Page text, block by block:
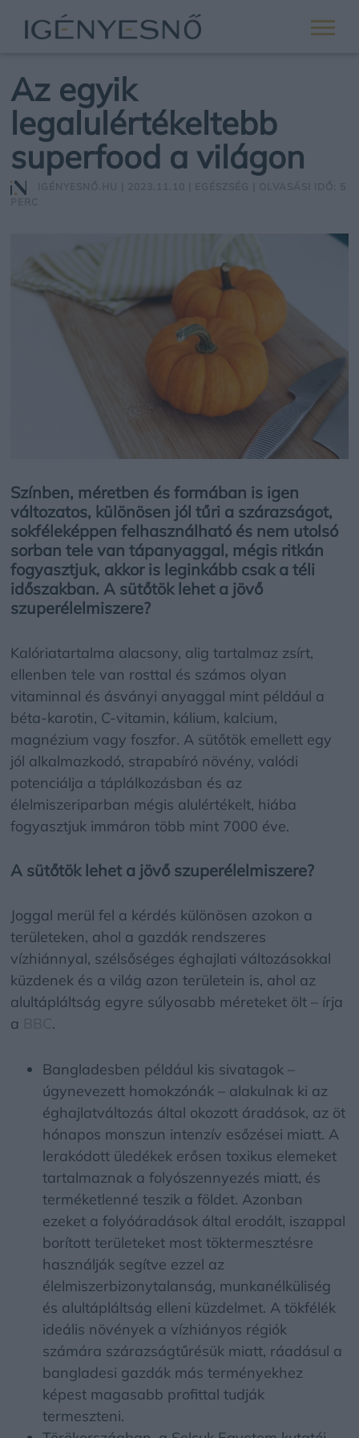
Az egyik
legalulértékeltebb
superfood a világon
Színben, méretben és formában is igen
változatos, különösen jól tűri a szárazságot,
sokféleképpen felhasználható és nem utolsó
sorban tele van tápanyaggal, mégis ritkán
fogyasztjuk, akkor is leginkább csak a téli
időszakban. A sütőtök lehet a jövő
szuperélelmiszere?
Kalóriatartalma alacsony, alig tartalmaz zsírt,
ellenben tele van rosttal és számos olyan
vitaminnal és ásványi anyaggal mint például a
béta-karotin, C-vitamin, kálium, kalcium,
magnézium vagy foszfor. A sütőtök emellett egy
jól alkalmazkodó, strapabíró növény, valódi
potenciálja a táplálkozásban és az
élelmiszeriparban mégis alulértékelt, hiába
fogyasztjuk immáron több mint 7000 éve.
A sütőtök lehet a jövő szuperélelmiszere?
Joggal merül fel a kérdés különösen azokon a
területeken, ahol a gazdák rendszeres
vízhiánnyal, szélsőséges éghajlati változásokkal
küzdenek és a világ azon területein is, ahol az
alultápláltság egyre súlyosabb méreteket ölt – írja
a
.
Bangladesben például kis sivatagok –
úgynevezett homokzónák – alakulnak ki az
éghajlatváltozás által okozott áradások, az öt
hónapos monszun intenzív esőzései miatt. A
lerakódott üledékek erősen toxikus elemeket
tartalmaznak a folyószennyezés miatt, és
terméketlenné teszik a földet. Azonban
ezeket a folyóáradások által erodált, iszappal
borított területeket most töktermesztésre
használják segítve ezzel az
élelmiszerbizonytalanság, munkanélküliség
és alultápláltság elleni küzdelmet. A tökfélék
ideális növények a vízhiányos régiók
számára szárazságtűrésük miatt, ráadásul a
bangladesi gazdák más terményekhez
képest magasabb profittal tudják
termeszteni.